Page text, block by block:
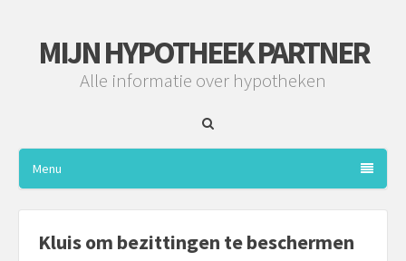
MIJN HYPOTHEEK PARTNER
Alle informatie over hypotheken
Menu
Kluis om bezittingen te beschermen